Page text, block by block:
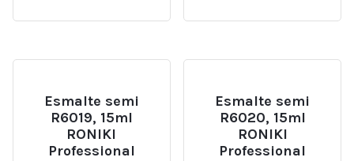
era:
es:
era:
es:
Esmalte semi
R6019, 15ml
RONIKI
Professional
Esmalte semi
R6020, 15ml
RONIKI
Professional